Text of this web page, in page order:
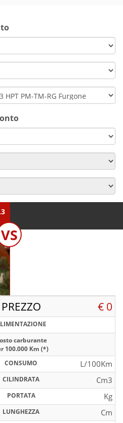
VS
PREZZO € 0
carburante
100.000 Km (*)
CONSUMO
L/100Km
CILINDRATA
Cm3
PORTATA
Kg
LUNGHEZZA
Cm